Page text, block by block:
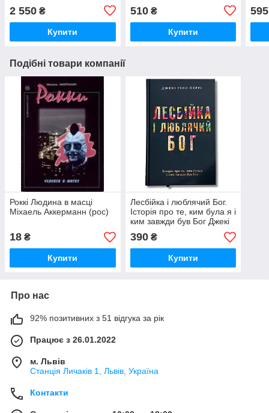
2 550 ₴
Купити
510₴
Купити
595
Подібні товари компанії
Роккі Людина в масці
Міхаель Аккерманн (рос)
18 ₴
Купити
Лесбійка і люблячий Бог.
Історія про те, ким була я і
ким завжди був Бог Джекі
Гілл Перрі
390₴
Купити
Про нас
92% позитивних з 51 відгука за рік
Працює з 26.01.2022
м. Львів
Станція Личаків 1, Львів, Україна
Контакти